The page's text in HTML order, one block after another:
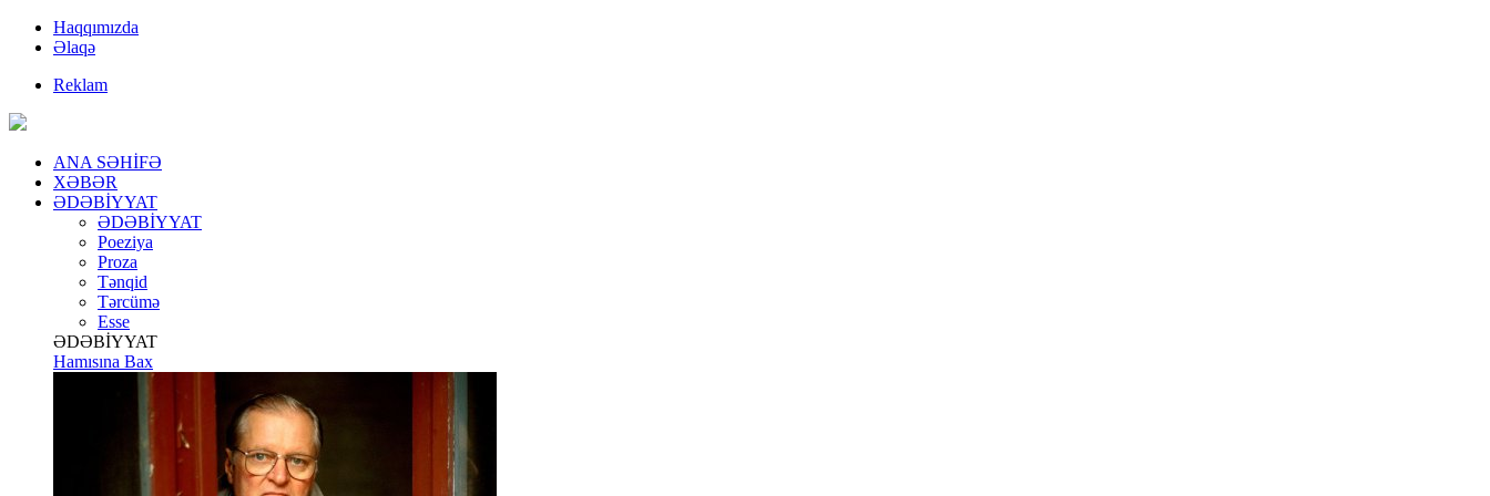
Haqqımızda
Əlaqə
Reklam
ANA SƏHİFƏ
XƏBƏR
ƏDƏBİYYAT
ƏDƏBİYYAT
Poeziya
Proza
Tənqid
Tərcümə
Esse
ƏDƏBİYYAT
Hamısına Bax